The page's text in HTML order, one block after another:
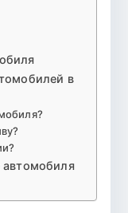
в
автомобиля